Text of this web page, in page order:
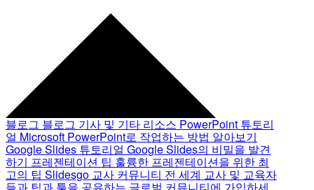
블로그 블로그 기사 및 기타 리소스 PowerPoint 튜토리
얼 Microsoft PowerPoint로 작업하는 방법 알아보기
Google Slides 튜토리얼 Google Slides의 비밀을 발견
하기 프레젠테이션 팁 훌륭한 프레젠테이션을 위한 최
고의 팁 Slidesgo 교사 커뮤니티 전 세계 교사 및 교육자